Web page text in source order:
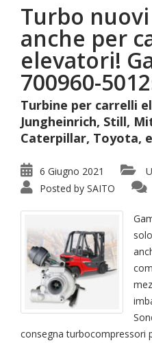
Turbo
anche per
elevatori!
700960-
Turbine per carrelli
Jungheinrich, Still,
Caterpillar, Toyota,
6 Giugno 2021
Posted by SAITO
consegna turbocompressori